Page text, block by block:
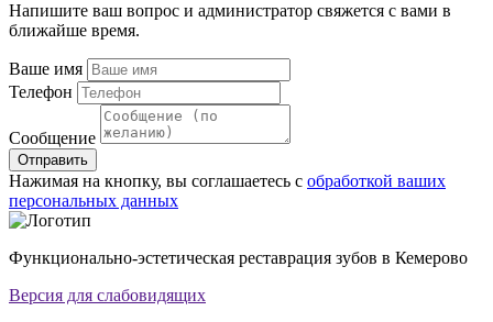
Напишите ваш вопрос и администратор свяжется с вами в
ближайше время.
Ваше имя
Телефон
Сообщение
Отправить
Нажимая на кнопку, вы соглашаетесь с обработкой ваших
персональных данных
Функционально-эстетическая реставрация зубов в Кемерово
Версия для слабовидящих